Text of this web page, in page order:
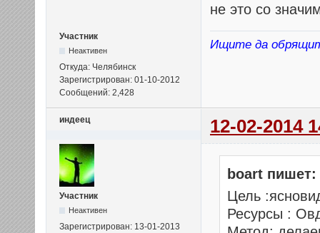
Участник
Неактивен
Откуда: Челябинск
Зарегистрирован: 01-10-2012
Сообщений: 2,428
не это со
Ищите да
индеец 12-02-2014
Участник
Неактивен
Зарегистрирован: 13-01-2013
boart пишет:
Цель
Ресурсы :